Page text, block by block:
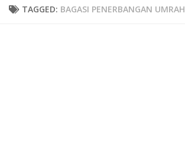
TAGGED: BAGASI PENERBANGAN UMRAH